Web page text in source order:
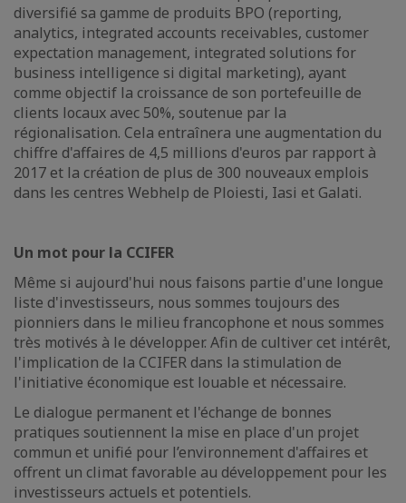
diversifié sa gamme de produits BPO (reporting,
analytics, integrated accounts receivables, customer
expectation management, integrated solutions for
business intelligence si digital marketing), ayant
comme objectif la croissance de son portefeuille de
clients locaux avec 50%, soutenue par la
régionalisation. Cela entraînera une augmentation du
chiffre d'affaires de 4,5 millions d'euros par rapport à
2017 et la création de plus de 300 nouveaux emplois
dans les centres Webhelp de Ploiesti, Iasi et Galati.
Un mot pour la CCIFER
Même si aujourd'hui nous faisons partie d'une longue
liste d'investisseurs, nous sommes toujours des
pionniers dans le milieu francophone et nous sommes
très motivés à le développer. Afin de cultiver cet intérêt,
l'implication de la CCIFER dans la stimulation de
l'initiative économique est louable et nécessaire.
Le dialogue permanent et l'échange de bonnes
pratiques soutiennent la mise en place d'un projet
commun et unifié pour l’environnement d'affaires et
offrent un climat favorable au développement pour les
investisseurs actuels et potentiels.